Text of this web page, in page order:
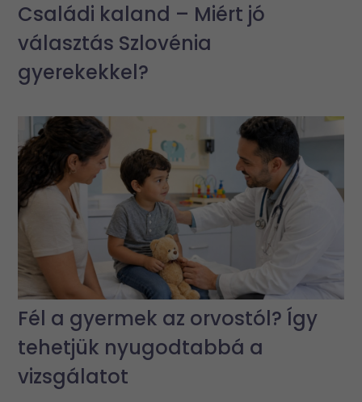
Családi kaland – Miért jó
választás Szlovénia
gyerekekkel?
Fél a gyermek az orvostól? Így
tehetjük nyugodtabbá a
vizsgálatot